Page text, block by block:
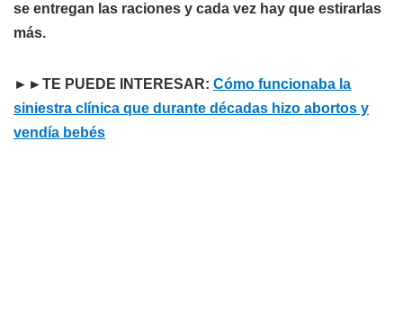
se entregan las raciones y cada vez hay que estirarlas
más.
►►TE PUEDE INTERESAR: Cómo funcionaba la
siniestra clínica que durante décadas hizo abortos y
vendía bebés